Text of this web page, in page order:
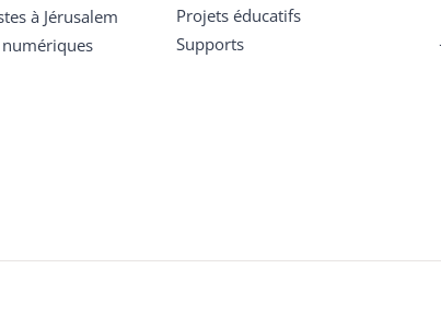
à Jérusalem
Projets éducatifs
Supports